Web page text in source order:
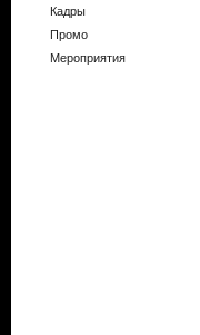
Кадры
Промо
Мероприятия